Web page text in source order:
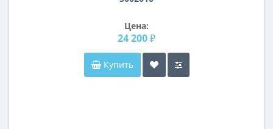
Цена:
24 200 ₽
Купить